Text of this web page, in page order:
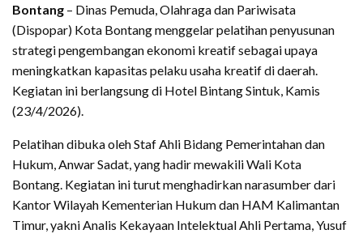
Bontang – Dinas Pemuda, Olahraga dan Pariwisata
(Dispopar) Kota Bontang menggelar pelatihan penyusunan
strategi pengembangan ekonomi kreatif sebagai upaya
meningkatkan kapasitas pelaku usaha kreatif di daerah.
Kegiatan ini berlangsung di Hotel Bintang Sintuk, Kamis
(23/4/2026).
Pelatihan dibuka oleh Staf Ahli Bidang Pemerintahan dan
Hukum, Anwar Sadat, yang hadir mewakili Wali Kota
Bontang. Kegiatan ini turut menghadirkan narasumber dari
Kantor Wilayah Kementerian Hukum dan HAM Kalimantan
Timur, yakni Analis Kekayaan Intelektual Ahli Pertama, Yusuf